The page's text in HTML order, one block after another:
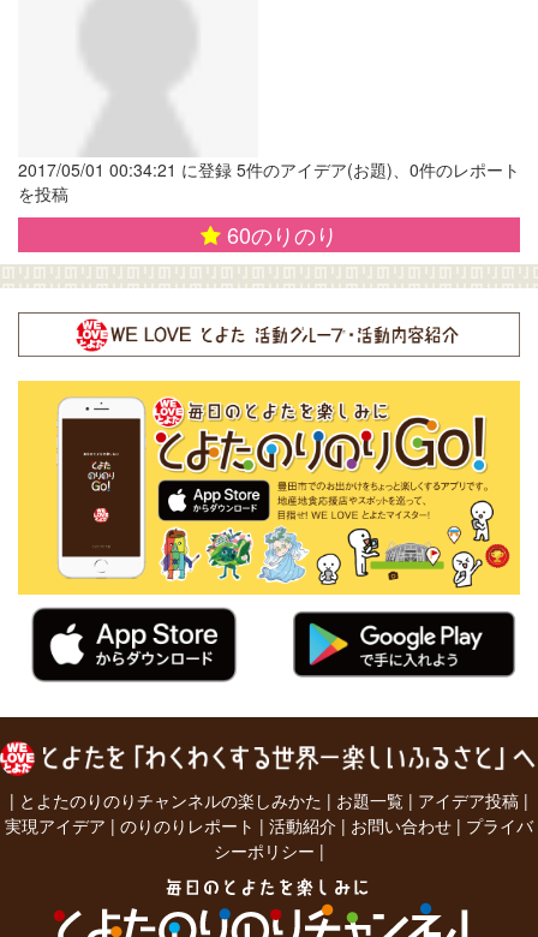
2017/05/01 00:34:21 に登録 5件のアイデア(お題)、0件のレポート
を投稿
60のりのり
| とよたのりのりチャンネルの楽しみかた | お題一覧 | アイデア投稿 |
実現アイデア | のりのりレポート | 活動紹介 | お問い合わせ | プライバ
シーポリシー |